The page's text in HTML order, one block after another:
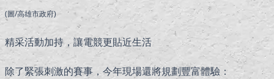
(圖/高雄市政府)
精采活動加持，讓電競更貼近生活
除了緊張刺激的賽事，今年現場還將規劃豐富體驗：